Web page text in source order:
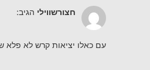
חצורשווילי הגיב:
עם כאלו יציאות קרש לא פלא